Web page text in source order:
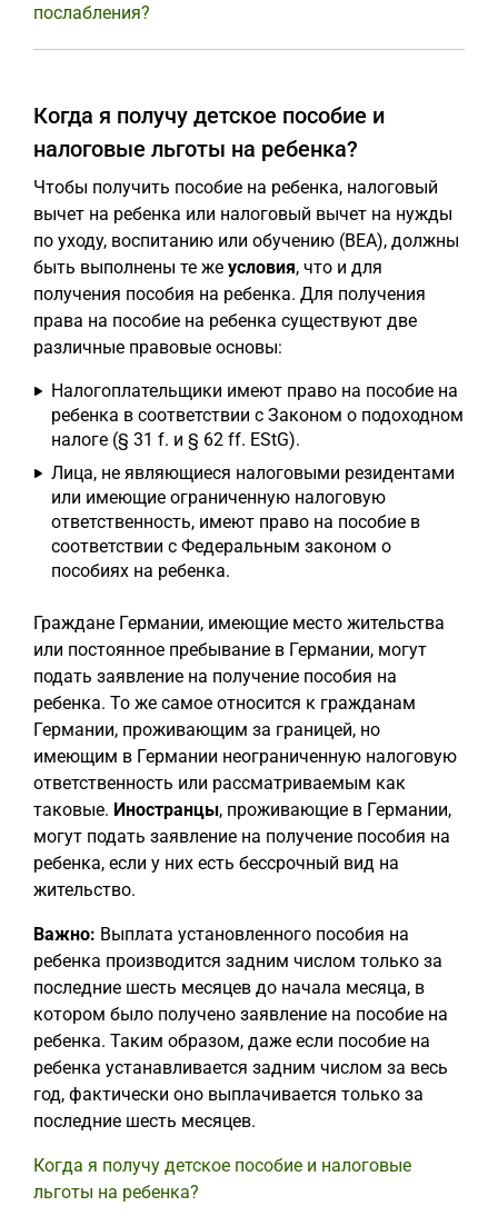
послабления?
Когда я получу детское пособие и
налоговые льготы на ребенка?
Чтобы получить пособие на ребенка, налоговый
вычет на ребенка или налоговый вычет на нужды
по уходу, воспитанию или обучению (BEA), должны
быть выполнены те же условия, что и для
получения пособия на ребенка. Для получения
права на пособие на ребенка существуют две
различные правовые основы:
Налогоплательщики имеют право на пособие на
ребенка в соответствии с Законом о подоходном
налоге (§ 31 f. и § 62 ff. EStG).
Лица, не являющиеся налоговыми резидентами
или имеющие ограниченную налоговую
ответственность, имеют право на пособие в
соответствии с Федеральным законом о
пособиях на ребенка.
Граждане Германии, имеющие место жительства
или постоянное пребывание в Германии, могут
подать заявление на получение пособия на
ребенка. То же самое относится к гражданам
Германии, проживающим за границей, но
имеющим в Германии неограниченную налоговую
ответственность или рассматриваемым как
таковые. Иностранцы, проживающие в Германии,
могут подать заявление на получение пособия на
ребенка, если у них есть бессрочный вид на
жительство.
Важно: Выплата установленного пособия на
ребенка производится задним числом только за
последние шесть месяцев до начала месяца, в
котором было получено заявление на пособие на
ребенка. Таким образом, даже если пособие на
ребенка устанавливается задним числом за весь
год, фактически оно выплачивается только за
последние шесть месяцев.
Когда я получу детское пособие и налоговые
льготы на ребенка?